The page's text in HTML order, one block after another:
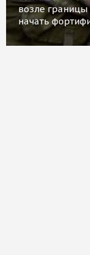
возле
начать